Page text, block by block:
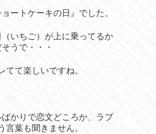
ートケーキの日』でした。
いちご）が上に乗ってるか
そうで・・・
てて楽しいですね。
かりで恋文どころか、ラブ
言葉も聞きません。